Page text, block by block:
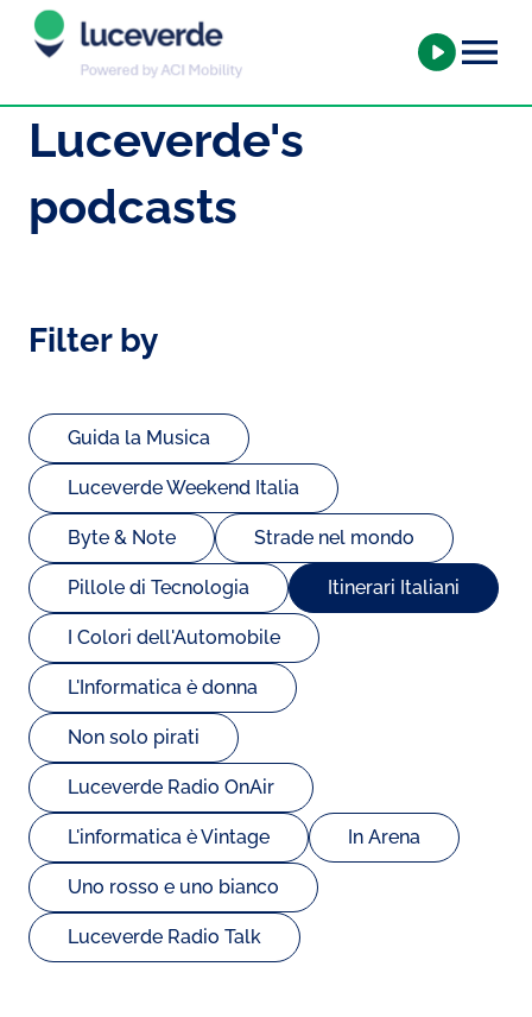
Luceverde's
podcasts
Filter by
Guida la Musica
Luceverde Weekend Italia
Byte & Note Strade nel mondo
Pillole di Tecnologia Itinerari Italiani
I Colori dell'Automobile
L'Informatica è donna
Non solo pirati
Luceverde Radio OnAir
L'informatica è Vintage In Arena
Uno rosso e uno bianco
Luceverde Radio Talk